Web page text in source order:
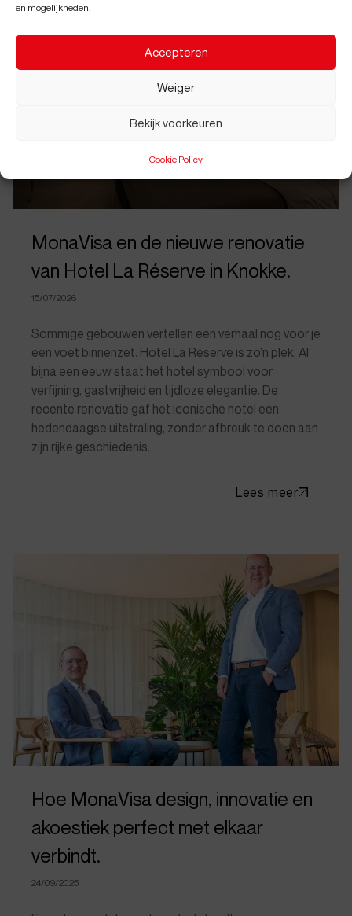
en mogelijkheden.
Accepteren
Weiger
Bekijk voorkeuren
Cookie Policy
MonaVisa en de nieuwe renovatie
van Hotel La Réserve in Knokke.
15/07/2026
Sommige gebouwen vertellen een verhaal nog voor je
een voet binnenzet. Hotel La Réserve is zo’n plek. Al
bijna een eeuw staat het hotel symbool voor
verfijning, gastvrijheid en tijdloze elegantie. De
recente renovatie gaf het iconische hotel een
hedendaagse uitstraling, zonder afbreuk te doen aan
zijn rijke geschiedenis.
Lees meer
Hoe MonaVisa design, innovatie en
akoestiek perfect met elkaar
verbindt.
24/09/2025